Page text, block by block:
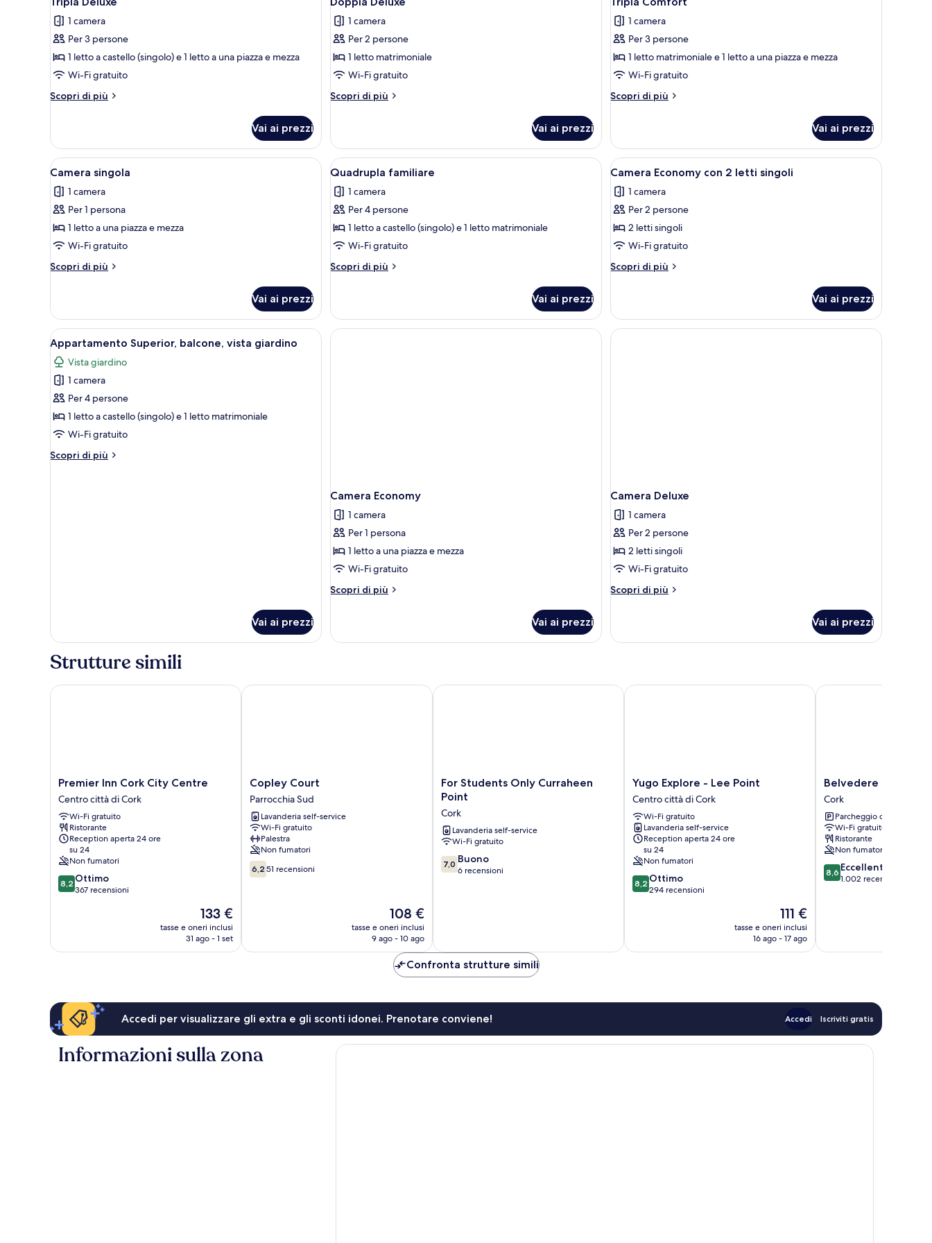
le
camere
tutte
le
foto
per
Tripla
Deluxe
1 camera
Per 3 persone
1 letto a castello (singolo) e 1 letto a una piazza e mezza
Wi-Fi gratuito
Scopri di più
Altri
Deluxe
Vai ai prezzi
tutte
le
foto
per
Doppia
Deluxe
1 camera
Per 2 persone
1 letto matrimoniale
Wi-Fi gratuito
Scopri di più
Altri
Deluxe
Vai ai prezzi
tutte
le
foto
per
Tripla
Comfort
1 camera
Per 3 persone
1 letto matrimoniale e 1 letto a una piazza e mezza
Wi-Fi gratuito
Scopri di più
Altri
Comfort
Vai ai prezzi
Apri
tutte
le
foto
per
Camera
singola
1
Camera singola
1 camera
Per 1 persona
1 letto a una piazza e mezza
Wi-Fi gratuito
Scopri di più
Altri
singola
Vai ai prezzi
Apri
tutte
le
foto
per
Quadrupla
familiare
Quadrupla familiare | Wi-Fi gratuito
5
Quadrupla familiare
1 camera
Per 4 persone
1 letto a castello (singolo) e 1 letto matrimoniale
Wi-Fi gratuito
Scopri di più
Altri
familiare
Vai ai prezzi
Apri
tutte
le
foto
per
Camera
Economy
con
letti
singoli
Camera Economy con 2 letti singoli | Wi-Fi
2
Camera Economy con 2 letti singoli
1 camera
Per 2 persone
2 letti singoli
Wi-Fi gratuito
Scopri di più
Altri
Economy
con
2
Vai ai prezzi
Apri
tutte
le
foto
per
Appartamento
Superior,
vista
Appartamento Superior, balcone, vista giardino | Cucina privata
11
Appartamento Superior, balcone, vista giardino
Vista giardino
1 camera
Per 4 persone
1 letto a castello (singolo) e 1 letto matrimoniale
Wi-Fi gratuito
Scopri di più
Altri
Vai ai prezzi
Camera Economy
1 camera
Per 1 persona
1 letto a una piazza e mezza
Wi-Fi gratuito
Scopri di più
Altri
Economy
Vai ai prezzi
Camera Deluxe
1 camera
Per 2 persone
2 letti singoli
Wi-Fi gratuito
Scopri di più
Altri
Deluxe
Vai ai prezzi
Strutture simili
Premier
Inn
Cork
City
Centre
Centro
città
di
Cork
Premier Inn Cork City Centre
Centro città di Cork
Wi-Fi gratuito
Ristorante
Reception aperta 24 ore
su 24
Non fumatori
8.2
su
8,2 Ottimo
367 recensioni
Il
prezzo
attuale
133 €
tasse e oneri inclusi
31 ago - 1 set
Premier Inn Cork City Centre
Copley
Court
Parrocchia
Sud
Copley Court
Parrocchia Sud
Lavanderia self-service
Wi-Fi gratuito
Palestra
Non fumatori
6.2
su
6,2 51 recensioni
Il
prezzo
attuale
108 €
108 €
tasse e oneri inclusi
9 ago - 10 ago
Copley Court
For
Students
Curraheen
Point
Cork
For Students Only Curraheen
Point
Cork
Lavanderia self-service
Wi-Fi gratuito
7.0
su
7,0 Buono
6 recensioni
For Students Only Curraheen Point
Yugo
Explore
-
Lee
Point
Centro
città
di
Cork
Yugo Explore - Lee Point
Centro città di Cork
Wi-Fi gratuito
Lavanderia self-service
Reception aperta 24 ore
su 24
Non fumatori
8.2
su
8,2 Ottimo
294 recensioni
Il
prezzo
attuale
111 €
tasse e oneri inclusi
16 ago - 17 ago
Yugo Explore - Lee Point
Belvedere
Lodge
Cork
Belvedere Lodge
Cork
Parcheggio disponibile
Wi-Fi gratuito
Ristorante
Non fumatori
8.6
su
8,6 Eccellente
1.002 recensioni
Belvedere Lodge
Confronta strutture simili
Accedi per visualizzare gli extra e gli sconti idonei. Prenotare conviene! Accedi Iscriviti gratis
Informazioni sulla zona